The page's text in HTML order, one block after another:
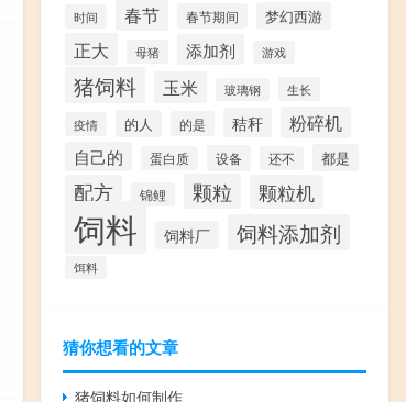
时间 春节 春节期间 梦幻西游
正大 母猪 添加剂 游戏
猪饲料 玉米 玻璃钢
生长
疫情
的人 的是 秸秆 粉碎机
自己的 蛋白质 设备 还不 都是
配方 锦鲤 颗粒 颗粒机
饲料 饲料厂 饲料添加剂
饵料
猜你想看的文章
猪饲料如何制作